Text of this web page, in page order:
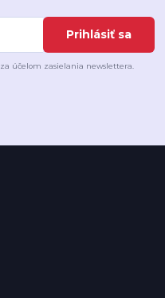
Prihlásiť sa
za účelom zasielania newslettera.